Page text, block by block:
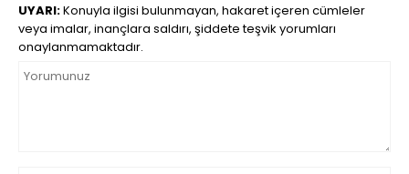
UYARI:Konuyla ilgisi bulunmayan, hakaret içeren cümleler
veya imalar, inançlara saldırı, şiddete teşvik yorumları
onaylanmamaktadır.